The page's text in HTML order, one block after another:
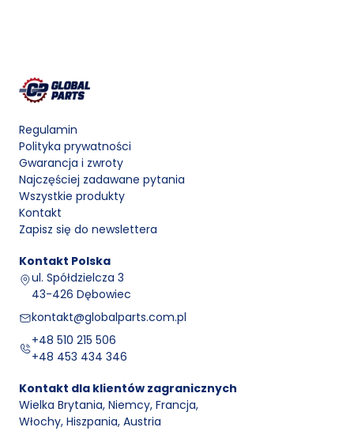
Regulamin
Polityka prywatności
Gwarancja i zwroty
Najczęściej zadawane pytania
Wszystkie produkty
Kontakt
Zapisz się do newslettera
Kontakt Polska
ul. Spółdzielcza 3
43-426 Dębowiec
kontakt@globalparts.com.pl
+48 510 215 506
+48 453 434 346
Kontakt dla klientów zagranicznych
Wielka Brytania, Niemcy, Francja,
Włochy, Hiszpania, Austria